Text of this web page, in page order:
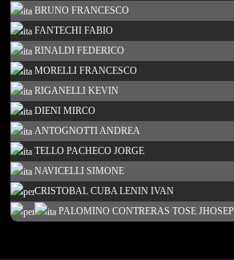
BRUNO FRANCESCO
FANTECHI FABIO
RINALDI FEDERICO
MORELLI FRANCESCO
RIGANELLI KEVIN
DIENI MIRCO
ANTOGNOTTI ANDREA
TELLO PACHECO JORGE
NAVICELLI SIMONE
CRISTOBAL CUBA LENIN IVAN
PALOMINO CONTRERAS TOSE JHOSEP